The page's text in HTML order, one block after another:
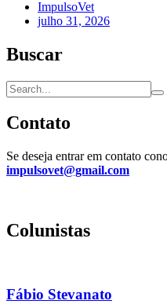
ImpulsoVet
julho 31, 2026
Buscar
Contato
Se deseja entrar em contato
impulsovet@gmail.com
Colunistas
Fábio Stevanato